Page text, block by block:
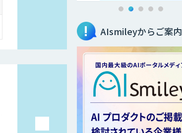
AIsmileyからご案内